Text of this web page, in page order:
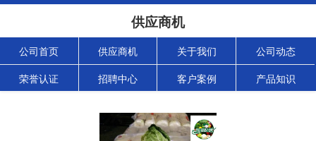
供应商机
公司首页 供应商机 关于我们 公司动态
荣誉认证 招聘中心 客户案例 产品知识